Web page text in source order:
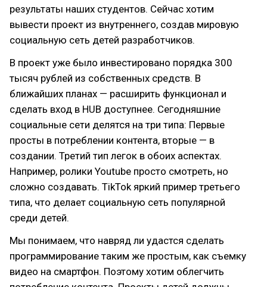
результаты наших студентов. Сейчас хотим
вывести проект из внутреннего, создав мировую
социальную сеть детей разработчиков.
В проект уже было инвестировано порядка 300
тысяч рублей из собственных средств. В
ближайших планах — расширить функционал и
сделать вход в HUB доступнее. Сегодняшние
социальные сети делятся на три типа: Первые
просты в потреблении контента, вторые — в
создании. Третий тип легок в обоих аспектах.
Например, ролики Youtube просто смотреть, но
сложно создавать. TikTok яркий пример третьего
типа, что делает социальную сеть популярной
среди детей.
Мы понимаем, что навряд ли удастся сделать
программирование таким же простым, как съемку
видео на смартфон. Поэтому хотим облегчить